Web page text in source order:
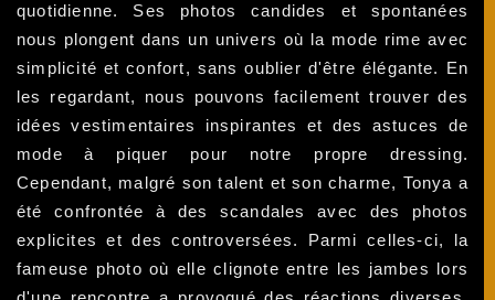
quotidienne. Ses photos candides et spontanées
nous plongent dans un univers où la mode rime avec
simplicité et confort, sans oublier d'être élégante. En
les regardant, nous pouvons facilement trouver des
idées vestimentaires inspirantes et des astuces de
mode à piquer pour notre propre dressing.
Cependant, malgré son talent et son charme, Tonya a
été confrontée à des scandales avec des photos
explicites et des controversées. Parmi celles-ci, la
fameuse photo où elle clignote entre les jambes lors